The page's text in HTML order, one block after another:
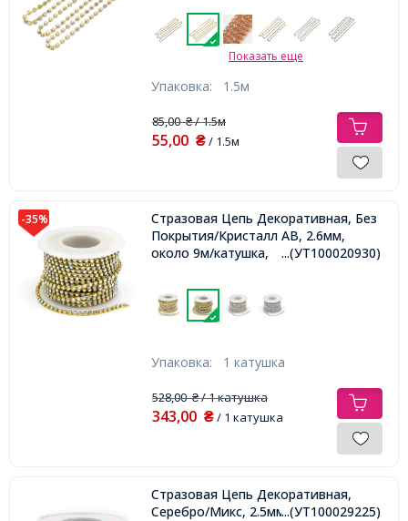
Показать еще
Упаковка: 1.5м
85,00₴/ 1.5м
55,00 ₴/ 1.5м
-35%
Стразовая Цепь Декоративная, Без
Покрытия/Кристалл АВ, 2.6мм,
около 9м/катушка,
...(УТ100020930)
Упаковка: 1 катушка
528,00₴/ 1 катушка
343,00 ₴/ 1 катушка
Стразовая Цепь Декоративная,
Серебро/Микс, 2.5мм, 9м/катушка,
...(УТ100029225)